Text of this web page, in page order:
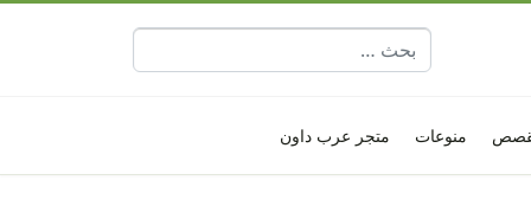
البحث عن:
منوعات متجر عرب داون